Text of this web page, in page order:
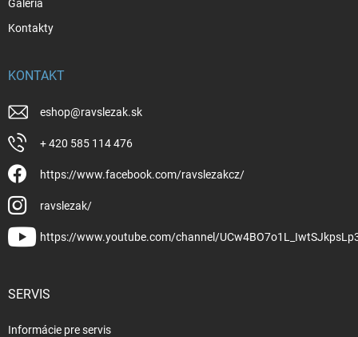
Galéria
Kontakty
KONTAKT
eshop@ravslezak.sk
+ 420 585 114 476
https://www.facebook.com/ravslezakcz/
ravslezak/
https://www.youtube.com/channel/
SERVIS
Informácie pre servis